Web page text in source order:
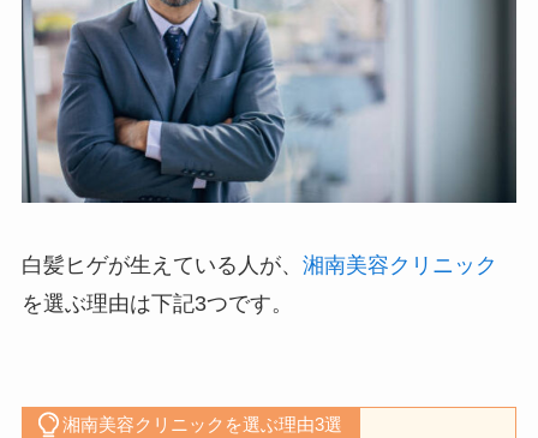
白髪ヒゲが生えている人が、 湘南美容クリニック
を選ぶ理由は下記3つです。
湘南美容クリニックを選ぶ理由3選